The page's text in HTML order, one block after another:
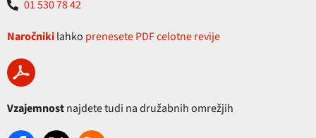
01 530 78 42
Naročnikilahko prenesete PDF celotne revije
Vzajemnostnajdete tudi na družabnih omrežjih